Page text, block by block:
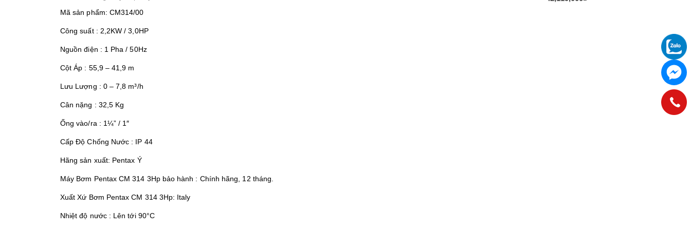
Mã sản phẩm: CM314/00
Công suất : 2,2KW / 3,0HP
Nguồn điện : 1 Pha / 50Hz
Cột Áp : 55,9 – 41,9 m
Lưu Lượng : 0 – 7,8 m³/h
Cân nặng : 32,5 Kg
Ống vào/ra : 1¼” / 1″
Cấp Độ Chống Nước : IP 44
Hãng sản xuất: Pentax Ý
Máy Bơm Pentax CM 314 3Hp bảo hành : Chính hãng, 12 tháng.
Xuất Xứ Bơm Pentax CM 314 3Hp: Italy
Nhiệt độ nước : Lên tới 90°C